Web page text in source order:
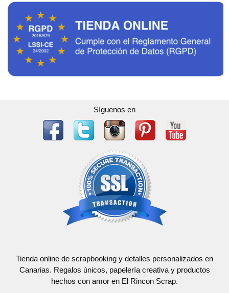
Síguenos en
Tienda online de scrapbooking y detalles personalizados en
Canarias. Regalos únicos, papelería creativa y productos
hechos con amor en El Rincon Scrap.